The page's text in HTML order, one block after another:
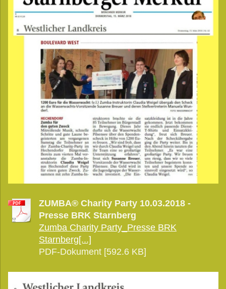
ZUMBA® Charity Party 10.03.2018 -
Presse BRK Starnberg
Zumba Charity Party_Presse BRK
Starnberg[...]
PDF-Dokument [592.6 KB]